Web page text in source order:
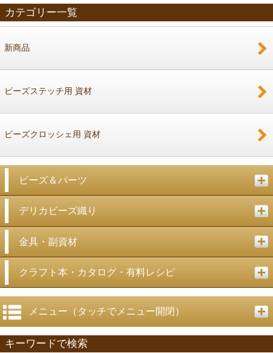
カテゴリー一覧
新商品
ビーズステッチ用 資材
ビーズクロッシェ用 資材
ビーズ＆パーツ
デリカビーズ織り
金具・副資材
クラフト本・カタログ・有料レシピ
メニュー（タッチでメニュー開閉）
キーワードで検索